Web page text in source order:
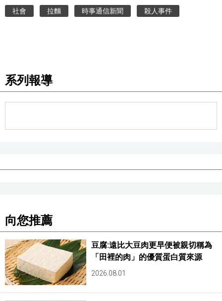
科學技術
娛樂
工作勞動
家庭
醫療健康
社會 拉麵 時事通信新聞 殺人事件
系列報導
向您推薦
豆腐:遠比大豆肉更早便被親切稱為
「田裡的肉」的優質蛋白質來源
2026.08.01